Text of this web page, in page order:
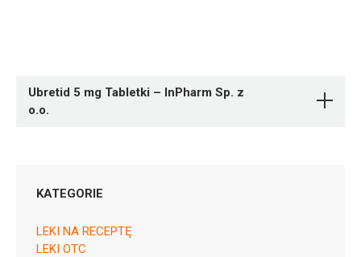
Ubretid 5 mg Tabletki – InPharm Sp. z
o.o.
KATEGORIE
LEKI NA RECEPTĘ
LEKI OTC